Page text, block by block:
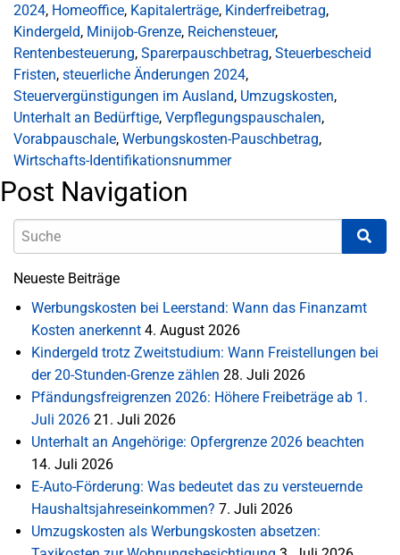
2024, Homeoffice, Kapitalerträge, Kinderfreibetrag,
Kindergeld, Minijob-Grenze, Reichensteuer,
Rentenbesteuerung, Sparerpauschbetrag, Steuerbescheid
Fristen, steuerliche Änderungen 2024,
Steuervergünstigungen im Ausland, Umzugskosten,
Unterhalt an Bedürftige, Verpflegungspauschalen,
Vorabpauschale, Werbungskosten-Pauschbetrag,
Wirtschafts-Identifikationsnummer
Post Navigation
Neueste Beiträge
Werbungskosten bei Leerstand: Wann das Finanzamt
Kosten anerkennt 4. August 2026
Kindergeld trotz Zweitstudium: Wann Freistellungen bei
der 20-Stunden-Grenze zählen 28. Juli 2026
Pfändungsfreigrenzen 2026: Höhere Freibeträge ab 1.
Juli 2026 21. Juli 2026
Unterhalt an Angehörige: Opfergrenze 2026 beachten
14. Juli 2026
E-Auto-Förderung: Was bedeutet das zu versteuernde
Haushaltsjahreseinkommen? 7. Juli 2026
Umzugskosten als Werbungskosten absetzen: